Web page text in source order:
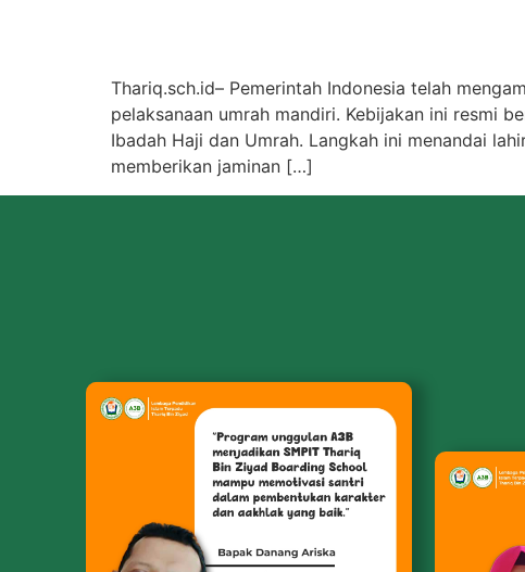
Thariq.sch.id– Pemerintah Indonesia telah
pelaksanaan umrah mandiri. Kebijakan ini resmi
Ibadah Haji dan Umrah. Langkah ini menandai
memberikan jaminan […]